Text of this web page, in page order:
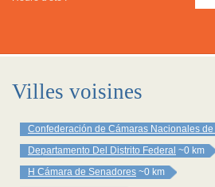
Villes voisines
Confederación de Cámaras Nacionales
Departamento Del Distrito Federal ~0 km
H Cámara de Senadores ~0 km